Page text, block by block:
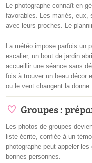
Le photographe connaît en
favorables. Les mariés, eux,
avec leurs proches. Le
La météo impose parfois un
escalier, un bout de jardin
accueillir une séance sans
fois à trouver un beau décor
ou le vent changent la donne.
Groupes :
Les photos de groupes
liste écrite, confiée à un
photographe peut appeler
bonnes personnes.